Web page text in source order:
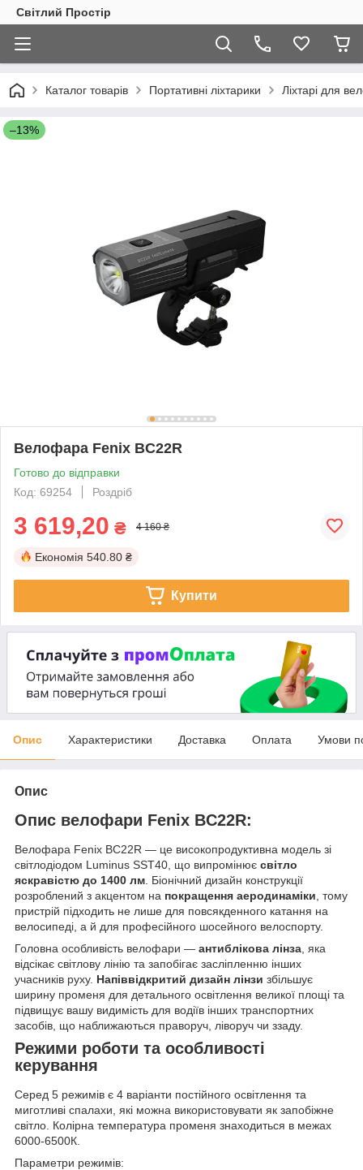
Світлий Простір
Каталог товарів Портативні ліхтарики Ліхтарі для
–13%
Велофара Fenix BC22R
Готово до відправки
Код: 69254
Роздріб
3 619,20 ₴ 4 160 ₴
Економія 540.80 ₴
Купити
Опис Характеристики Доставка Оплата Умови
Опис
Опис велофари Fenix BC22R:
Велофара Fenix BC22R — це високопродуктивна модель зі
світлодіодом Luminus SST40, що випромінює світло
яскравістю до 1400 лм . Біонічний дизайн конструкції
розроблений з акцентом на покращення аеродинаміки , тому
пристрій підходить не лише для повсякденного катання на
велосипеді, а й для професійного шосейного велоспорту.
Головна особливість велофари — антиблікова лінза , яка
відсікає світлову лінію та запобігає засліпленню інших
учасників руху. Напіввідкритий дизайн лінзи збільшує
ширину променя для детального освітлення великої площі та
підвищує вашу видимість для водіїв інших транспортних
засобів, що наближаються праворуч, ліворуч чи ззаду.
Режими роботи та особливості
керування
Серед 5 режимів є 4 варіанти постійного освітлення та
миготливі спалахи, які можна використовувати як запобіжне
світло. Колірна температура променя знаходиться в межах
6000-6500К.
Параметри режимів: